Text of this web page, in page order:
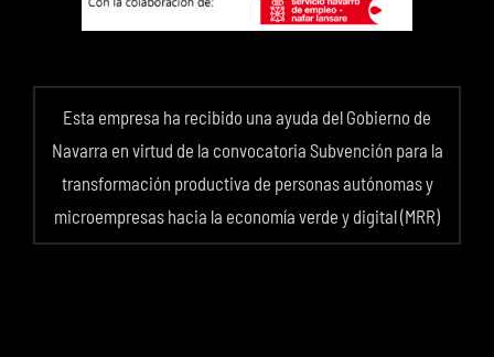
Esta empresa ha recibido una ayuda del Gobierno de
Navarra en virtud de la convocatoria Subvención para la
transformación productiva de personas autónomas y
microempresas hacia la economía verde y digital (MRR)